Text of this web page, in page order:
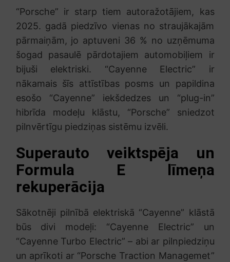
“Porsche” ir starp tiem autoražotājiem, kas
2025. gadā piedzīvo vienas no straujākajām
pārmaiņām, jo aptuveni 36 % no uzņēmuma
šogad pasaulē pārdotajiem automobiļiem ir
bijuši elektriski. “Cayenne Electric” ir
nākamais šīs attīstības posms un papildina
esošo “Cayenne” iekšdedzes un “plug-in”
hibrīda modeļu klāstu, “Porsche” sniedzot
pilnvērtīgu piedziņas sistēmu izvēli.
Superauto veiktspēja un
Formula E līmeņa
rekuperācija
Sākotnēji pilnībā elektriskā “Cayenne” klāstā
būs divi modeļi: “Cayenne Electric” un
“Cayenne Turbo Electric” – abi ar pilnpiedziņu
un aprīkoti ar “Porsche Traction Managemet”